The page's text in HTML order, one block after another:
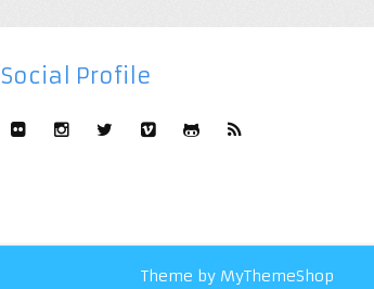
Social Profile
Theme by MyThemeShop